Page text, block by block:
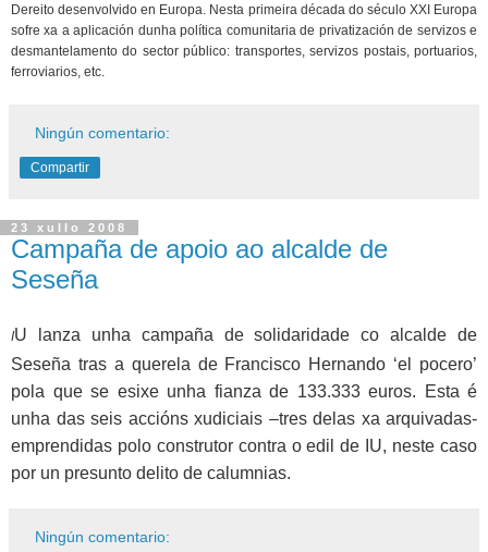
Dereito desenvolvido en Europa. Nesta primeira década do século XXI Europa
sofre xa a aplicación dunha política comunitaria de privatización de servizos e
desmantelamento do sector público: transportes, servizos postais, portuarios,
ferroviarios, etc.
Ningún comentario:
Compartir
23 xullo 2008
Campaña de apoio ao alcalde de
Seseña
IU lanza unha campaña de solidaridade co alcalde de
Seseña tras a querela de Francisco Hernando ‘el pocero’
pola que se esixe unha fianza de 133.333 euros. Esta é
unha das seis accións xudiciais –tres delas xa arquivadas-
emprendidas polo construtor contra o edil de IU, neste caso
por un presunto delito de calumnias.
Ningún comentario: